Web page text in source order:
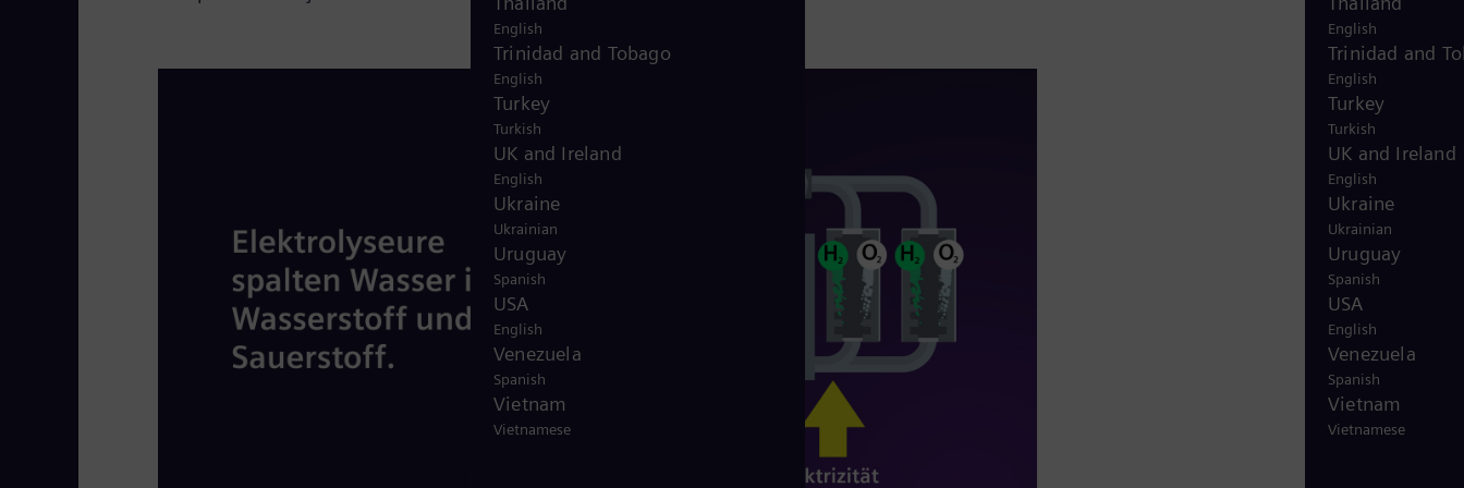
English
Trinidad and
English
Turkey
Turkish
UK and Ireland
English
Ukraine
Ukrainian
Uruguay
Spanish
USA
English
Venezuela
Spanish
Vietnam
Vietnamese
English
Trinidad and Tobago
English
Turkey
Turkish
UK and Ireland
English
Ukraine
Ukrainian
Uruguay
Spanish
USA
English
Venezuela
Spanish
Vietnam
Vietnamese